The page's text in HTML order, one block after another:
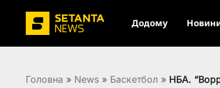
Додому
Головна » News » Баскетбол » НБА.